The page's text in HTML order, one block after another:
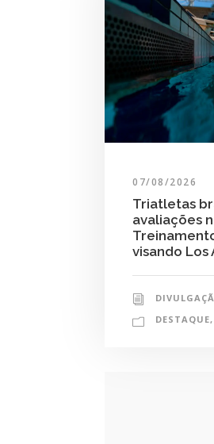
07/08/2026
Triatletas
avaliações
visando Los
DESTAQUE,